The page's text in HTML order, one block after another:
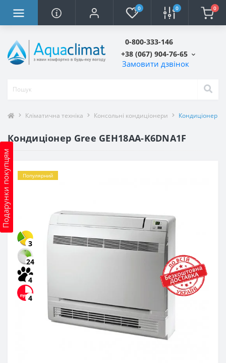
0 0 0
0-800-333-146
+38 (067) 904-76-65
Замовити дзвінок
Подарунки покупцям
Кліматична техніка Консольні кондиціонери Кондиціонер
Кондиціонер Gree GEH18AA-K6DNA1F
Популярний
3
24
4
4